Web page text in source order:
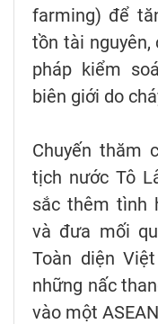
farming) để
tồn tài
pháp kiểm
biên giới do
Chuyến thăm
tịch nước Tô
sắc thêm tình
và đưa mối
Toàn diện
những nấc
vào một